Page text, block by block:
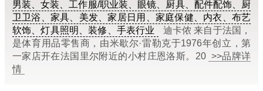
男装、女装、工作服/职业装、眼镜、厨具、配件配饰、厨
卫卫浴、家具、美发、家居日用、家庭保健、内衣、布艺
软饰、灯具照明、装修、手表行业
迪卡侬 来自于法国，
是体育用品零售商，由米歇尔·雷勒克于1976年创立，第
一家店开在法国里尔附近的小村庄恩洛斯。20 >>品牌详
情